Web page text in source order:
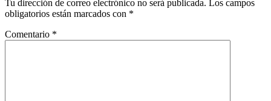
Tu dirección de correo electrónico no será publicada. Los campos
obligatorios están marcados con *
Comentario *